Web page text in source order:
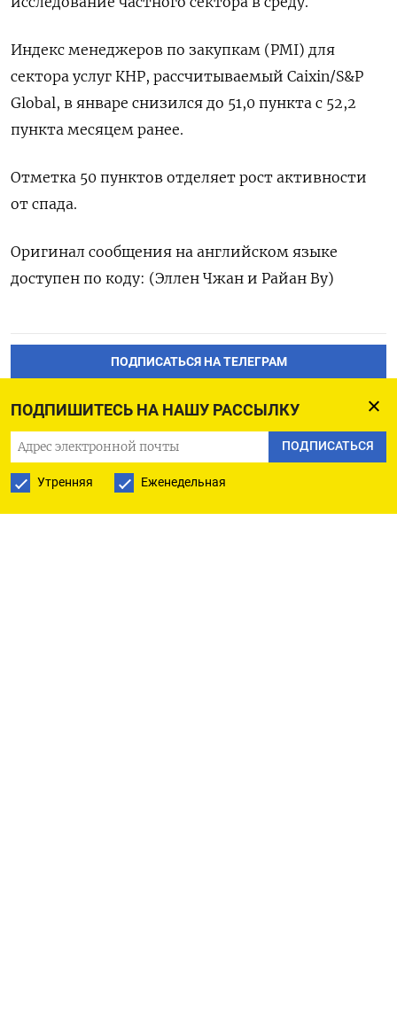
ПОДПИШИТЕСЬ НА НАШУ РАССЫЛКУ
ПОДПИСАТЬСЯ
Утренняя Еженедельная
Индекс менеджеров по закупкам (PMI) для
сектора услуг КНР, рассчитываемый Caixin/S&P
Global, в январе снизился до 51,0 пункта с 52,2
пункта месяцем ранее.
Отметка 50 пунктов отделяет рост активности
от спада.
Оригинал сообщения на английском языке
доступен по коду: (Эллен Чжан и Райан Ву)
ПОДПИСАТЬСЯ НА ТЕЛЕГРАМ
ПОДПИСАТЬСЯ В GOOGLE